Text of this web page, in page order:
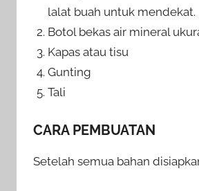
lalat buah untuk mendekat.
Botol bekas air mineral
Kapas atau tisu
Gunting
Tali
CARA PEMBUATAN
Setelah semua bahan